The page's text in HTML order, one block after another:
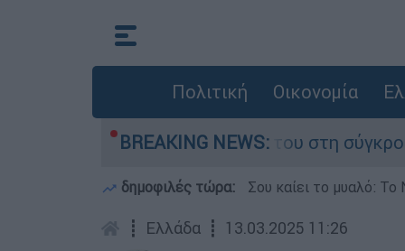
Πολιτική Οικονομία
BREAKING NEWS:
που έχασε τη ζωή του στη σύγκρουση
δημοφιλές τώρα: Σου καίει το μυαλό:
┋ Ελλάδα ┋ 13.03.2025 11:26